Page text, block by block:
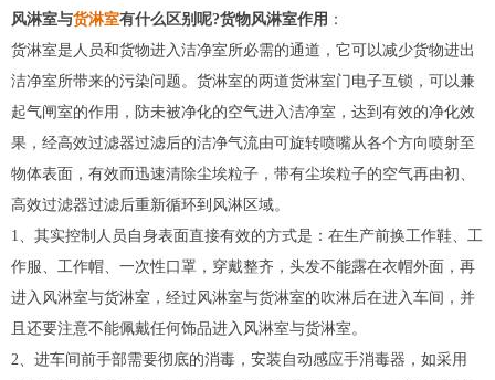
风淋室与货淋室有什么区别呢?货物风淋室作用 ：
货淋室是人员和货物进入洁净室所必需的通道，它可以减少货物进出
洁净室所带来的污染问题。货淋室的两道货淋室门电子互锁，可以兼
起气闸室的作用，防未被净化的空气进入洁净室，达到有效的净化效
果，经高效过滤器过滤后的洁净气流由可旋转喷嘴从各个方向喷射至
物体表面，有效而迅速清除尘埃粒子，带有尘埃粒子的空气再由初、
高效过滤器过滤后重新循环到风淋区域。
1、其实控制人员自身表面直接有效的方式是：在生产前换工作鞋、工
作服、工作帽、一次性口罩，穿戴整齐，头发不能露在衣帽外面，再
进入风淋室与货淋室，经过风淋室与货淋室的吹淋后在进入车间，并
且还要注意不能佩戴任何饰品进入风淋室与货淋室。
2、进车间前手部需要彻底的消毒，安装自动感应手消毒器，如采用